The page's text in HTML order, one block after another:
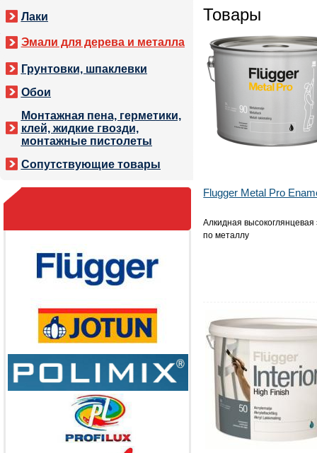
Лаки
Эмали для дерева и металла
Грунтовки, шпаклевки
Обои
Монтажная пена, герметики,
клей, жидкие гвозди,
монтажные пистолеты
Сопутствующие товары
Товары
Flugger Metal Pro
Алкидная высокоглянцевая
по металлу